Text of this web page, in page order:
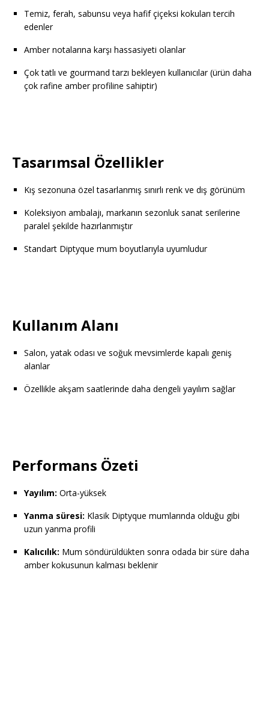
Temiz, ferah, sabunsu veya hafif çiçeksi kokuları tercih
edenler
Amber notalarına karşı hassasiyeti olanlar
Çok tatlı ve gourmand tarzı bekleyen kullanıcılar (ürün daha
çok rafine amber profiline sahiptir)
Tasarımsal Özellikler
Kış sezonuna özel tasarlanmış sınırlı renk ve dış görünüm
Koleksiyon ambalajı, markanın sezonluk sanat serilerine
paralel şekilde hazırlanmıştır
Standart Diptyque mum boyutlarıyla uyumludur
Kullanım Alanı
Salon, yatak odası ve soğuk mevsimlerde kapalı geniş
alanlar
Özellikle akşam saatlerinde daha dengeli yayılım sağlar
Performans Özeti
Yayılım: Orta-yüksek
Yanma süresi: Klasik Diptyque mumlarında olduğu gibi
uzun yanma profili
Kalıcılık: Mum söndürüldükten sonra odada bir süre daha
amber kokusunun kalması beklenir